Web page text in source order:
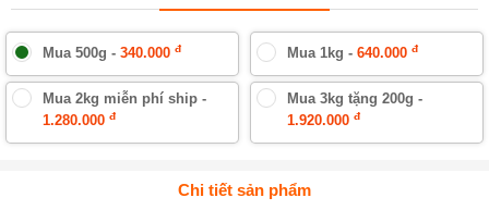
Mua 500g - 340.000 đ Mua 1kg - 640.000 đ
Mua 2kg miễn phí ship -
1.280.000 đ
Mua 3kg tặng 200g -
1.920.000 đ
Chi tiết sản phẩm